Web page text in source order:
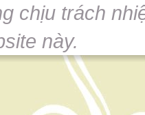
chịu trách
này.